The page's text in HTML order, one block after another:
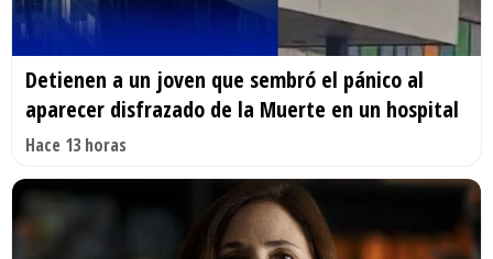
Detienen a un joven que sembró el pánico al
aparecer disfrazado de la Muerte en un hospital
Hace 13 horas